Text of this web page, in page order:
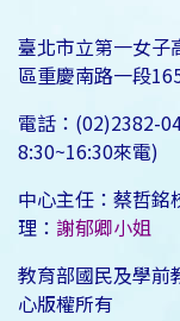
臺北市立第一女
區重慶南路一段
電話：(02)2382-
8:30~16:30來電)
中心主任：蔡哲
理： 謝郁卿小姐
教育部國民及學前
心版權所有